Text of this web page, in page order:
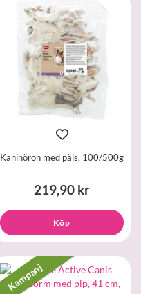
Kaninöron med päls, 100/500g
219,90 kr
Köp
Kampanj